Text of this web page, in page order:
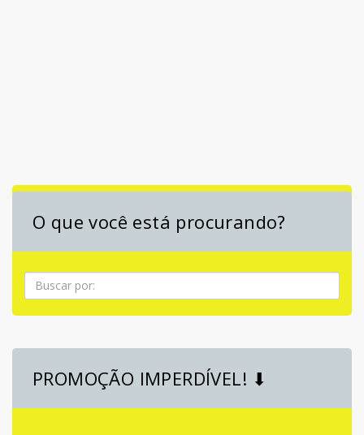
O que você está procurando?
Pesquisa
PROMOÇÃO IMPERDÍVEL! ⬇